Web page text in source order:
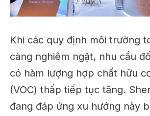
Khi các quy định môi trường
càng nghiêm ngặt, nhu cầu
có hàm lượng hợp chất hữu
(VOC) thấp tiếp tục tăng.
đang đáp ứng xu hướng này